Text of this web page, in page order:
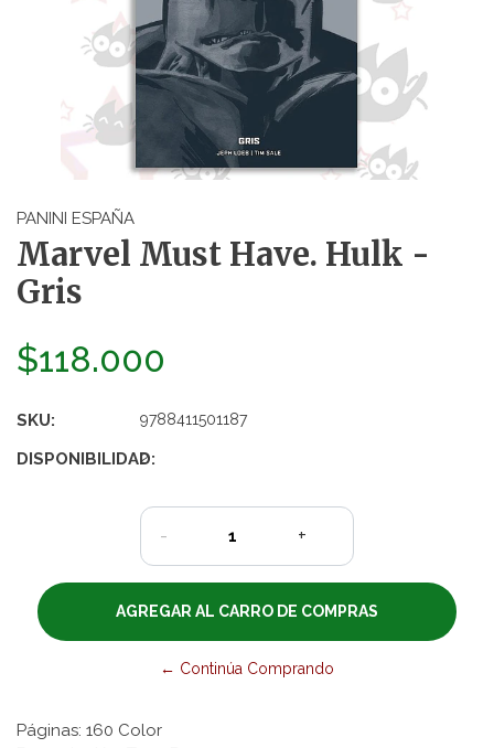
PANINI ESPAÑA
Marvel Must Have. Hulk -
Gris
$118.000
SKU: 9788411501187
DISPONIBILIDAD:
2
- +
← Continúa Comprando
Páginas: 160 Color